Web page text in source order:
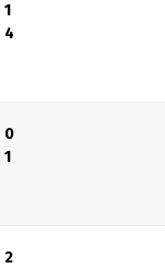
1
4
0
1
2